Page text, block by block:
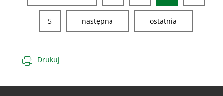
5 następna ostatnia
Drukuj